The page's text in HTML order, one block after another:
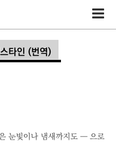
타인 (번역)
눈빛이나 냄새까지도 ― 으로